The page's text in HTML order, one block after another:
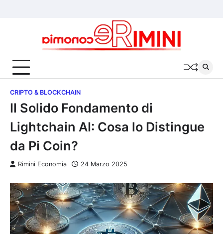
siamo
Policy
Policy
CRIPTO & BLOCKCHAIN
Il Solido Fondamento di
Lightchain AI: Cosa lo Distingue
da Pi Coin?
Rimini Economia 24 Marzo 2025